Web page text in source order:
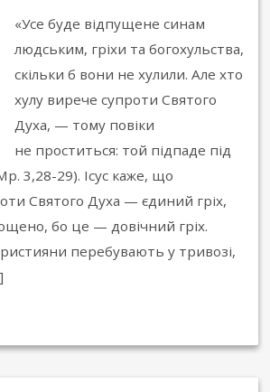
«Усе буде відпущене синам
людським, гріхи та богохульства,
скільки б вони не хулили. Але хто
хулу вирече супроти Святого
Духа, — тому повіки
не проститься: той підпаде під
3,28-29). Ісус каже, що
Святого Духа — єдиний гріх,
бо це — довічний гріх.
перебувають у тривозі,